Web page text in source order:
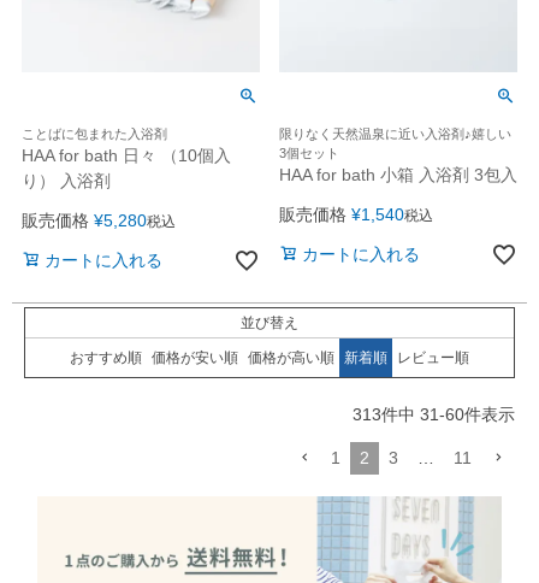
ことばに包まれた入浴剤
HAA for bath 日々 （10個入
り） 入浴剤
販売価格 ¥5,280税込
カートに入れる
限りなく天然温泉に近い入浴剤♪嬉しい
3個セット
HAA for bath 小箱 入浴剤 3包入
販売価格 ¥1,540税込
カートに入れる
並び替え
おすすめ順 価格が安い順 価格が高い順 新着順 レビュー順
313件中 31-60件表示
1 2 3 11